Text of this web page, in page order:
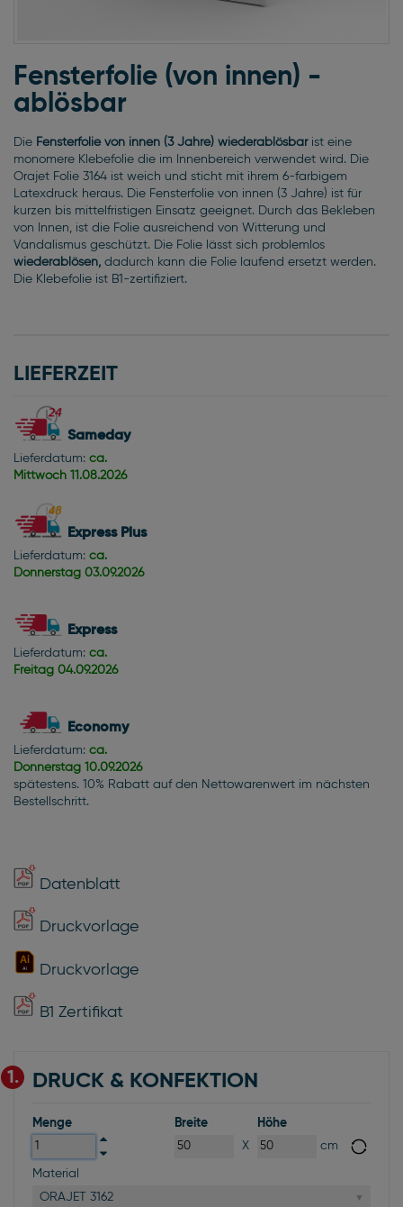
Anfang
der
Bildgalerie
Fensterfolie (von innen) -
ablösbar
Die Fensterfolie von innen (3 Jahre) wiederablösbar ist eine
monomere Klebefolie die im Innenbereich verwendet wird. Die
Orajet Folie 3164 ist weich und sticht mit ihrem 6-farbigem
Latexdruck heraus. Die Fensterfolie von innen (3 Jahre) ist für
kurzen bis mittelfristigen Einsatz geeignet. Durch das Bekleben
von Innen, ist die Folie ausreichend von Witterung und
Vandalismus geschützt. Die Folie lässt sich problemlos
wiederablösen, dadurch kann die Folie laufend ersetzt werden.
Die Klebefolie ist B1-zertifiziert.
LIEFERZEIT
Sameday
Lieferdatum: ca.
Mittwoch 11.08.2026
Express Plus
Lieferdatum: ca.
Donnerstag 03.09.2026
Express
Lieferdatum: ca.
Freitag 04.09.2026
Economy
Lieferdatum: ca.
Donnerstag 10.09.2026
spätestens. 10% Rabatt auf den Nettowarenwert im nächsten
Bestellschritt.
Datenblatt
Druckvorlage
Druckvorlage
B1 Zertifikat
1. DRUCK & KONFEKTION
Menge
Breite
X
Höhe
cm
Material
ORAJET 3162